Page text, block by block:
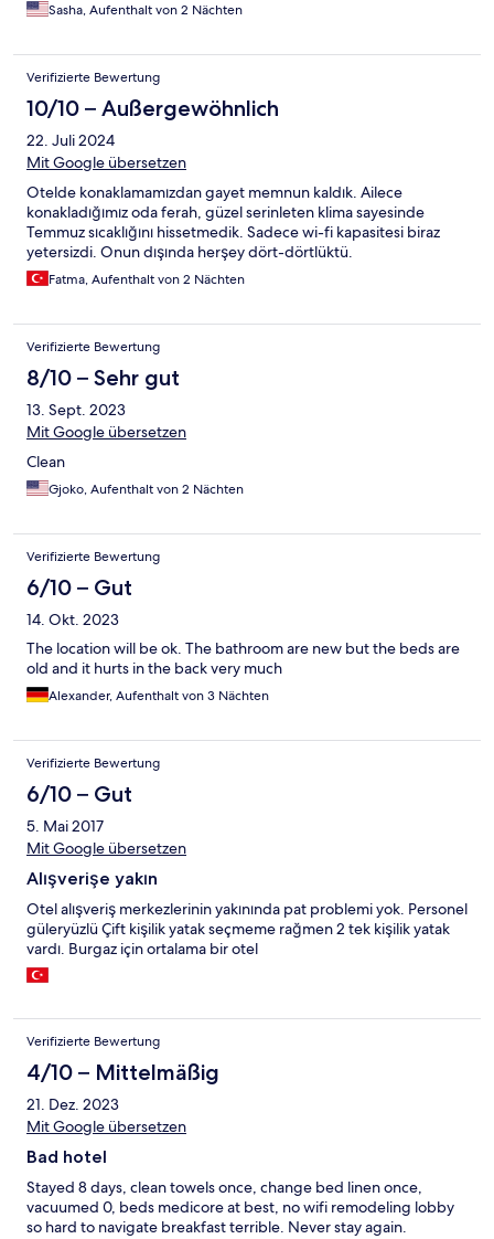
Sasha, Aufenthalt von 2 Nächten
Verifizierte Bewertung
10/10 – Außergewöhnlich
22. Juli 2024
Mit Google übersetzen
Otelde konaklamamızdan gayet memnun kaldık. Ailece
konakladığımız oda ferah, güzel serinleten klima sayesinde
Temmuz sıcaklığını hissetmedik. Sadece wi-fi kapasitesi biraz
yetersizdi. Onun dışında herşey dört-dörtlüktü.
Fatma, Aufenthalt von 2 Nächten
Verifizierte Bewertung
8/10 – Sehr gut
13. Sept. 2023
Mit Google übersetzen
Clean
Gjoko, Aufenthalt von 2 Nächten
Verifizierte Bewertung
6/10 – Gut
14. Okt. 2023
The location will be ok. The bathroom are new but the beds are
old and it hurts in the back very much
Alexander, Aufenthalt von 3 Nächten
Verifizierte Bewertung
6/10 – Gut
5. Mai 2017
Mit Google übersetzen
Alışverişe yakın
Otel alışveriş merkezlerinin yakınında pat problemi yok. Personel
güleryüzlü Çift kişilik yatak seçmeme rağmen 2 tek kişilik yatak
vardı. Burgaz için ortalama bir otel
Verifizierte Bewertung
4/10 – Mittelmäßig
21. Dez. 2023
Mit Google übersetzen
Bad hotel
Stayed 8 days, clean towels once, change bed linen once,
vacuumed 0, beds medicore at best, no wifi remodeling lobby
so hard to navigate breakfast terrible. Never stay again.